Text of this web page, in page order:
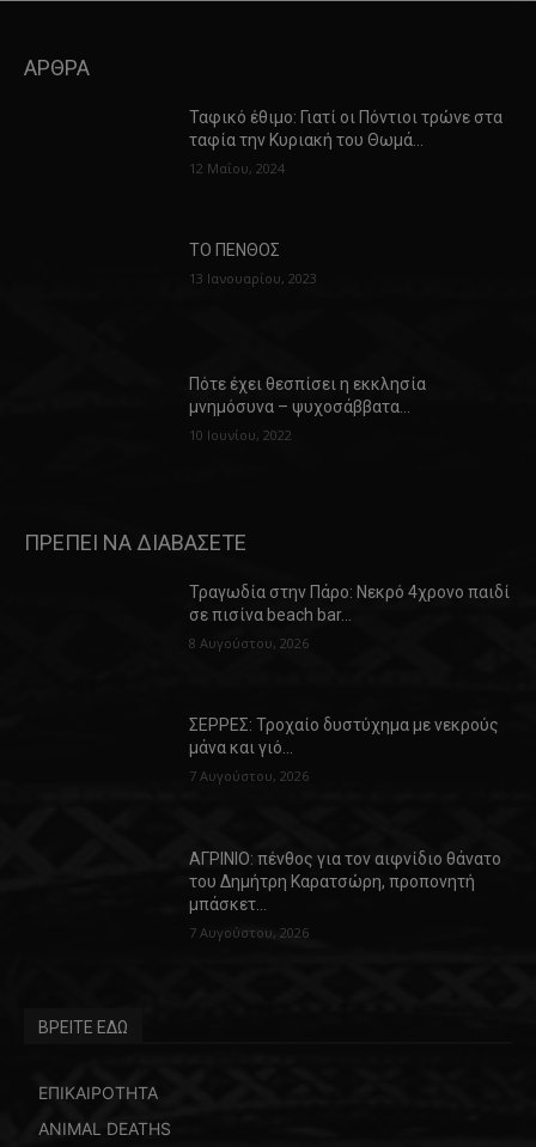
ΑΡΘΡΑ
Ταφικό έθιμο: Γιατί οι Πόντιοι τρώνε στα
ταφία την Κυριακή του Θωμά…
12 Μαΐου, 2024
ΤΟ ΠΕΝΘΟΣ
13 Ιανουαρίου, 2023
Πότε έχει θεσπίσει η εκκλησία
μνημόσυνα – ψυχοσάββατα…
10 Ιουνίου, 2022
ΠΡΕΠΕΙ ΝΑ ΔΙΑΒΑΣΕΤΕ
Τραγωδία στην Πάρο: Νεκρό 4χρονο παιδί
σε πισίνα beach bar…
8 Αυγούστου, 2026
ΣΕΡΡΕΣ: Τροχαίο δυστύχημα με νεκρούς
μάνα και γιό…
7 Αυγούστου, 2026
ΑΓΡΙΝΙΟ: πένθος για τον αιφνίδιο θάνατο
του Δημήτρη Καρατσώρη, προπονητή
μπάσκετ…
7 Αυγούστου, 2026
ΒΡΕΙΤΕ ΕΔΩ
ΕΠΙΚΑΙΡΟΤΗΤΑ
ANIMAL DEATHS